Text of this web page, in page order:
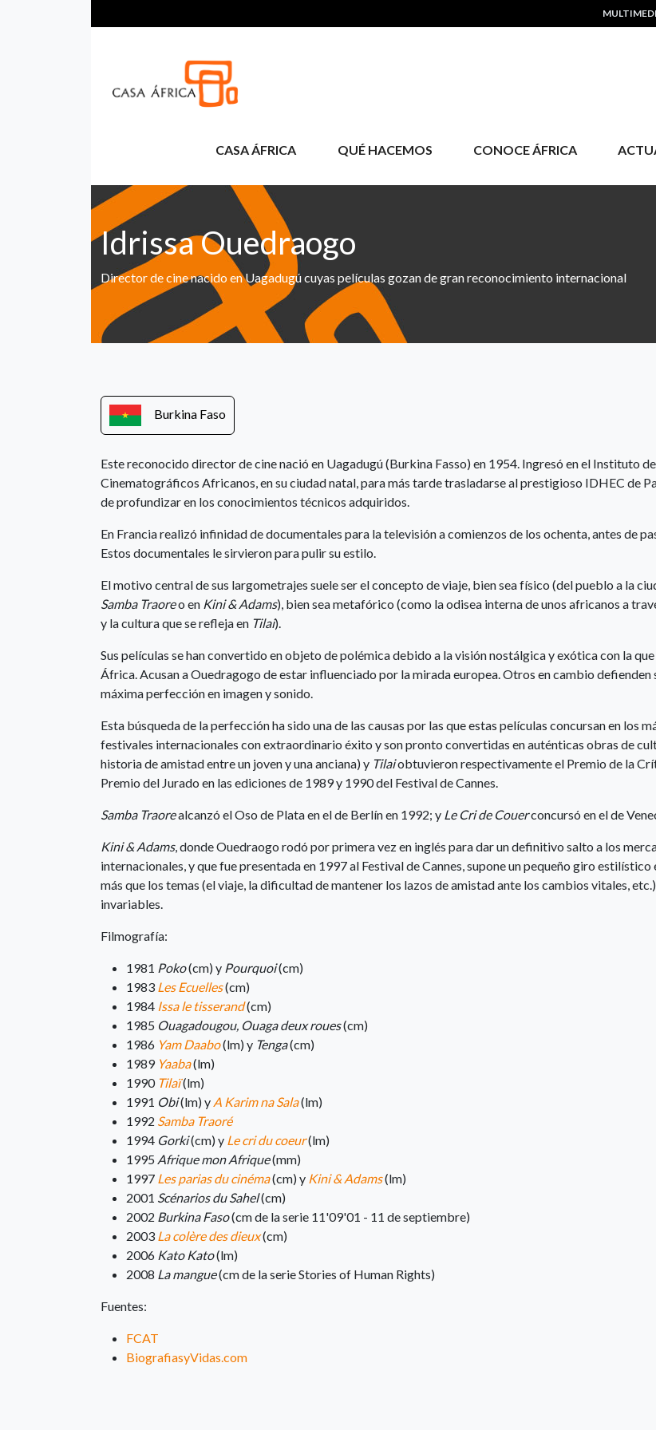
CASA ÁFRICA QUÉ HACEMOS CONOCE ÁFRICA
Idrissa Ouedraogo
Director de cine nacido en Uagadugú cuyas películas gozan de gran reconocimiento internacional
Burkina Faso
Este reconocido director de cine nació en Uagadugú (Burkina Fasso) en 1954. Ingresó en el Instituto
Cinematográficos Africanos, en su ciudad natal, para más tarde trasladarse al prestigioso IDHEC de
de profundizar en los conocimientos técnicos adquiridos.
En Francia realizó infinidad de documentales para la televisión a comienzos de los ochenta, antes de
Estos documentales le sirvieron para pulir su estilo.
El motivo central de sus largometrajes suele ser el concepto de viaje, bien sea físico (del pueblo a la
Samba Traoreo en Kini & Adams), bien sea metafórico (como la odisea interna de unos africanos a
y la cultura que se refleja en Tilai).
Sus películas se han convertido en objeto de polémica debido a la visión nostálgica y exótica con la
África. Acusan a Ouedragogo de estar influenciado por la mirada europea. Otros en cambio defienden
máxima perfección en imagen y sonido.
Esta búsqueda de la perfección ha sido una de las causas por las que estas películas concursan en los
festivales internacionales con extraordinario éxito y son pronto convertidas en auténticas obras de
historia de amistad entre un joven y una anciana) y Tilaiobtuvieron respectivamente el Premio de la
Premio del Jurado en las ediciones de 1989 y 1990 del Festival de Cannes.
Samba Traorealcanzó el Oso de Plata en el de Berlín en 1992; y Le Cri de Couerconcursó en el de
Kini & Adams, donde Ouedraogo rodó por primera vez en inglés para dar un definitivo salto a los
internacionales, y que fue presentada en 1997 al Festival de Cannes, supone un pequeño giro estilístico
más que los temas (el viaje, la dificultad de mantener los lazos de amistad ante los cambios vitales,
invariables.
Filmografía:
1981 Poko(cm) y Pourquoi(cm)
1983 Les Ecuelles(cm)
1984 Issa le tisserand(cm)
1985 Ouagadougou, Ouaga deux roues(cm)
1986 Yam Daabo(lm) y Tenga(cm)
1989 Yaaba(lm)
1990 Tilaï(lm)
1991 Obi(lm) y A Karim na Sala(lm)
1992 Samba Traoré
1994 Gorki(cm) y Le cri du coeur(lm)
1995 Afrique mon Afrique(mm)
1997 Les parias du cinéma(cm) y Kini & Adams(lm)
2001 Scénarios du Sahel(cm)
2002 Burkina Faso(cm de la serie 11'09'01 - 11 de septiembre)
2003 La colère des dieux(cm)
2006 Kato Kato(lm)
2008 La mangue(cm de la serie Stories of Human Rights)
Fuentes:
FCAT
BiografiasyVidas.com